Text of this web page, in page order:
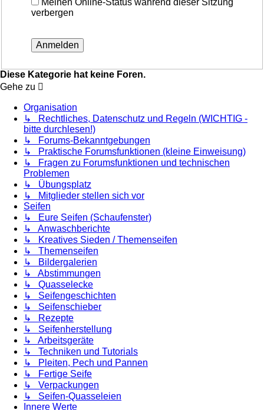
Meinen Online-Status während dieser Sitzung
verbergen
Diese Kategorie hat keine Foren.
Gehe zu
Organisation
↳ Rechtliches, Datenschutz und Regeln (WICHTIG -
bitte durchlesen!)
↳ Forums-Bekanntgebungen
↳ Praktische Forumsfunktionen (kleine Einweisung)
↳ Fragen zu Forumsfunktionen und technischen
Problemen
↳ Übungsplatz
↳ Mitglieder stellen sich vor
Seifen
↳ Eure Seifen (Schaufenster)
↳ Anwaschberichte
↳ Kreatives Sieden / Themenseifen
↳ Themenseifen
↳ Bildergalerien
↳ Abstimmungen
↳ Quasselecke
↳ Seifengeschichten
↳ Seifenschieber
↳ Rezepte
↳ Seifenherstellung
↳ Arbeitsgeräte
↳ Techniken und Tutorials
↳ Pleiten, Pech und Pannen
↳ Fertige Seife
↳ Verpackungen
↳ Seifen-Quasseleien
Innere Werte